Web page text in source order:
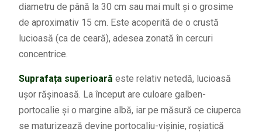
diametru de până la 30 cm sau mai mult și o grosime
de aproximativ 15 cm. Este acoperită de o crustă
lucioasă (ca de ceară), adesea zonată în cercuri
concentrice.
Suprafața superioară este relativ netedă, lucioasă
ușor rășinoasă. La început are culoare galben-
portocalie și o margine albă, iar pe măsură ce ciuperca
se maturizează devine portocaliu-vișinie, roșiatică